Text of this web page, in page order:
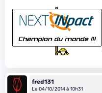
fred131
Le 04/10/2014 à 10h31